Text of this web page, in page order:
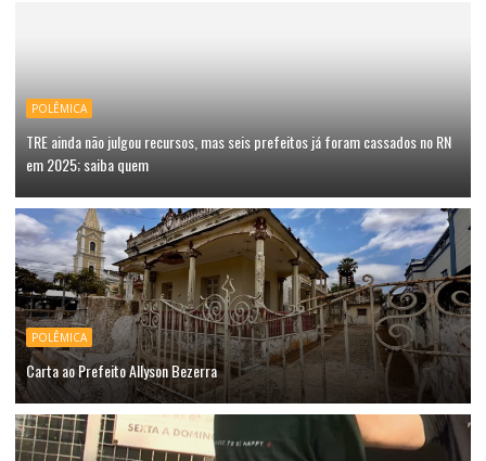
POLÊMICA
TRE ainda não julgou recursos, mas seis prefeitos já foram cassados no RN
em 2025; saiba quem
POLÊMICA
Carta ao Prefeito Allyson Bezerra